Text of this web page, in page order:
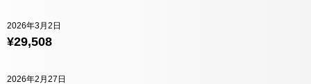
¥29,508
2026年3月2日
2026年2月27日